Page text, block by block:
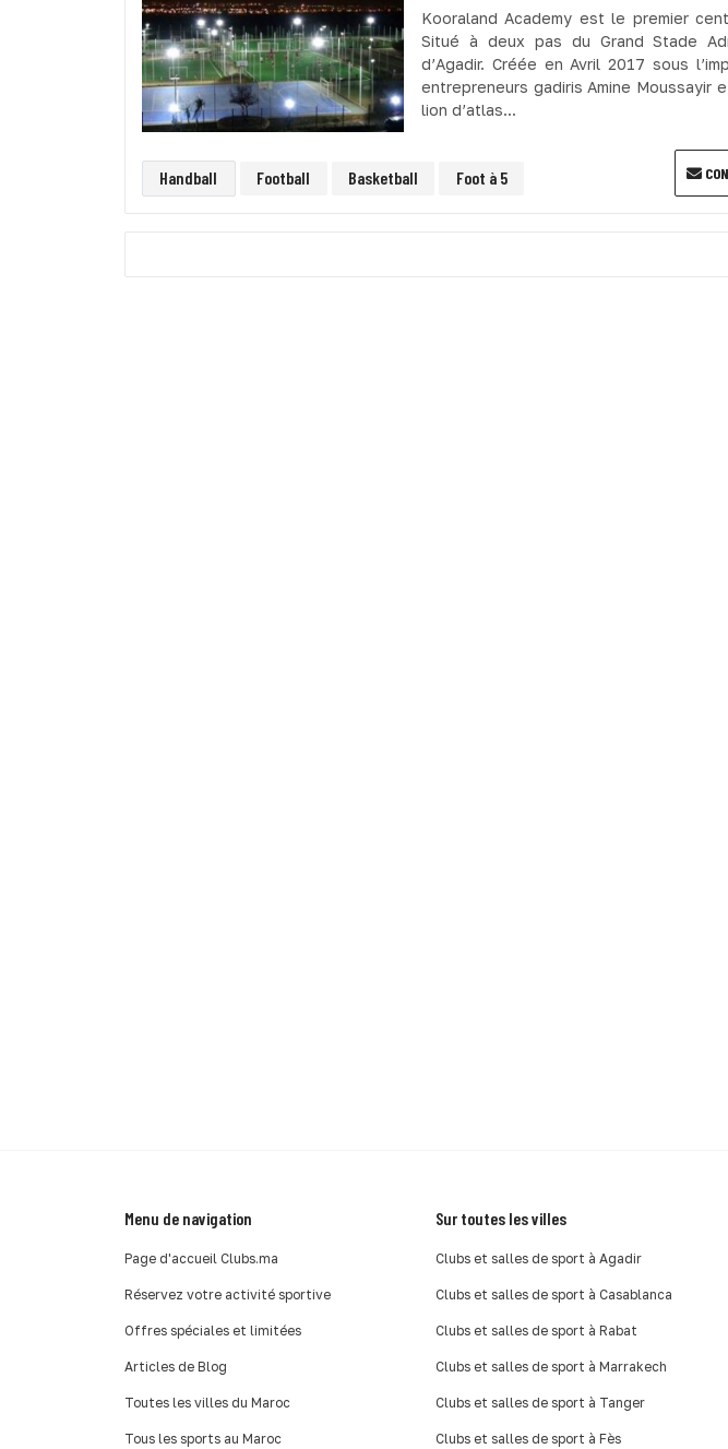
Kooraland Academy est le premier
Situé à deux pas du Grand Stade
d’Agadir. Créée en Avril 2017 sous
entrepreneurs gadiris Amine Moussayir
lion d’atlas...
Handball Football Basketball Foot à 5
Menu de navigation
Page d'accueil Clubs.ma
Réservez votre activité sportive
Offres spéciales et limitées
Articles de Blog
Toutes les villes du Maroc
Tous les sports au Maroc
Sur toutes les villes
Clubs et salles de sport à Agadir
Clubs et salles de sport à Casablanca
Clubs et salles de sport à Rabat
Clubs et salles de sport à Marrakech
Clubs et salles de sport à Tanger
Clubs et salles de sport à Fès